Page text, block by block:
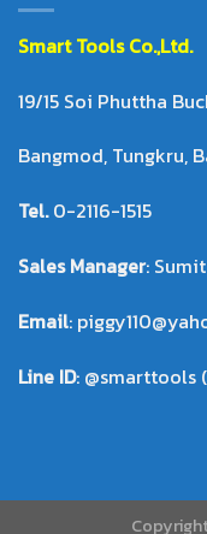
Smart Tools Co.,Ltd.
19/15 Soi Phuttha
Bangmod, Tungkru,
Tel.0-2116-1515
Sales Manager:
Email:
Line ID: @smarttools